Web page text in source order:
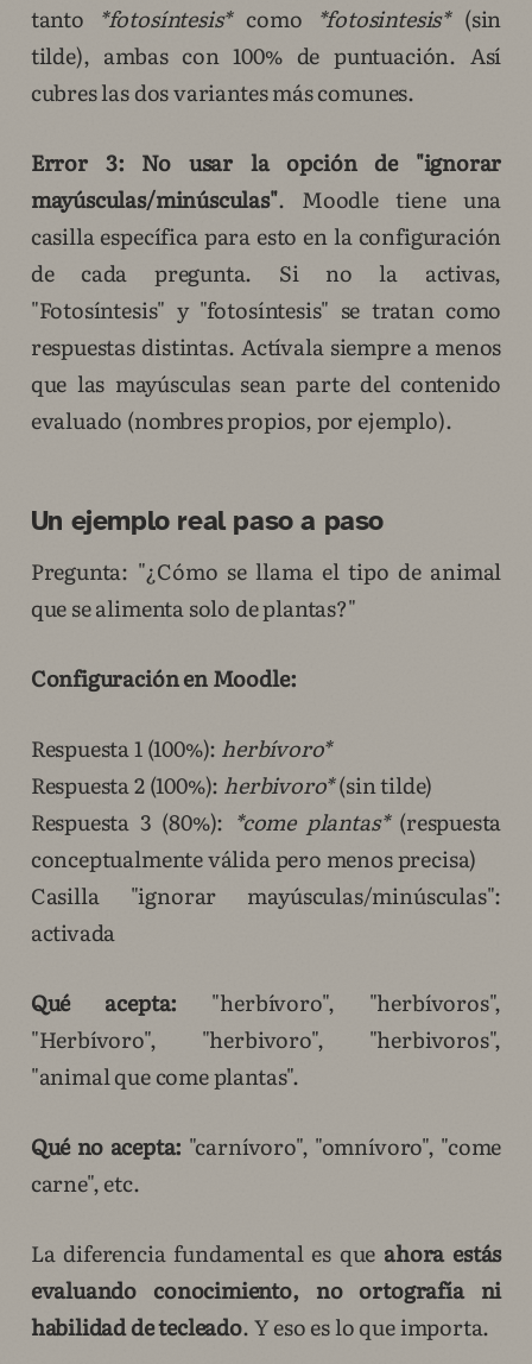
tanto *fotosíntesis*como *fotosintesis*(sin
tilde), ambas con 100% de puntuación. Así
cubres las dos variantes más comunes.
Error 3: No usar la opción de "ignorar
mayúsculas/minúsculas". Moodle tiene una
casilla específica para esto en la configuración
de cada pregunta. Si no la activas,
"Fotosíntesis" y "fotosíntesis" se tratan como
respuestas distintas. Actívala siempre a menos
que las mayúsculas sean parte del contenido
evaluado (nombres propios, por ejemplo).
Un ejemplo real paso a paso
Pregunta: "¿Cómo se llama el tipo de animal
que se alimenta solo de plantas?"
Configuración en Moodle:
Respuesta 1 (100%): herbívoro*
Respuesta 2 (100%): herbivoro*(sin tilde)
Respuesta 3 (80%): *come plantas*(respuesta
conceptualmente válida pero menos precisa)
Casilla "ignorar mayúsculas/minúsculas":
activada
Qué acepta: "herbívoro", "herbívoros",
"Herbívoro", "herbivoro", "herbivoros",
"animal que come plantas".
Qué no acepta: "carnívoro", "omnívoro", "come
carne", etc.
La diferencia fundamental es que ahora estás
evaluando conocimiento, no ortografía ni
habilidad de tecleado. Y eso es lo que importa.